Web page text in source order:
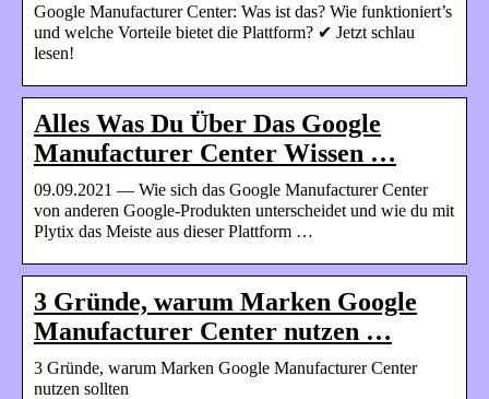
Google Manufacturer Center: Was ist das? Wie funktioniert’s
und welche Vorteile bietet die Plattform? ✔ Jetzt schlau
lesen!
Alles Was Du Über Das Google
Manufacturer Center Wissen …
09.09.2021 — Wie sich das Google Manufacturer Center
von anderen Google-Produkten unterscheidet und wie du mit
Plytix das Meiste aus dieser Plattform …
3 Gründe, warum Marken Google
Manufacturer Center nutzen …
3 Gründe, warum Marken Google Manufacturer Center
nutzen sollten